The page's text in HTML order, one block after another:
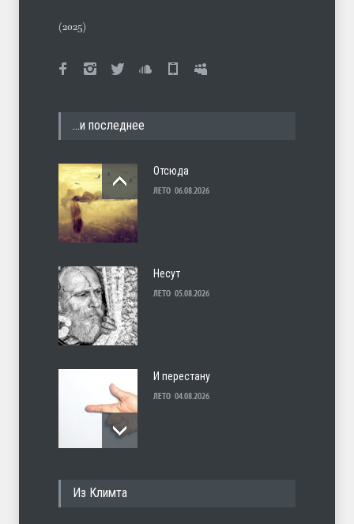
(2025)
…и последнее
Отсюда
ЛЕТО 06.08.2026
Несут
ЛЕТО 05.08.2026
И перестану
ЛЕТО 04.08.2026
Из Климта